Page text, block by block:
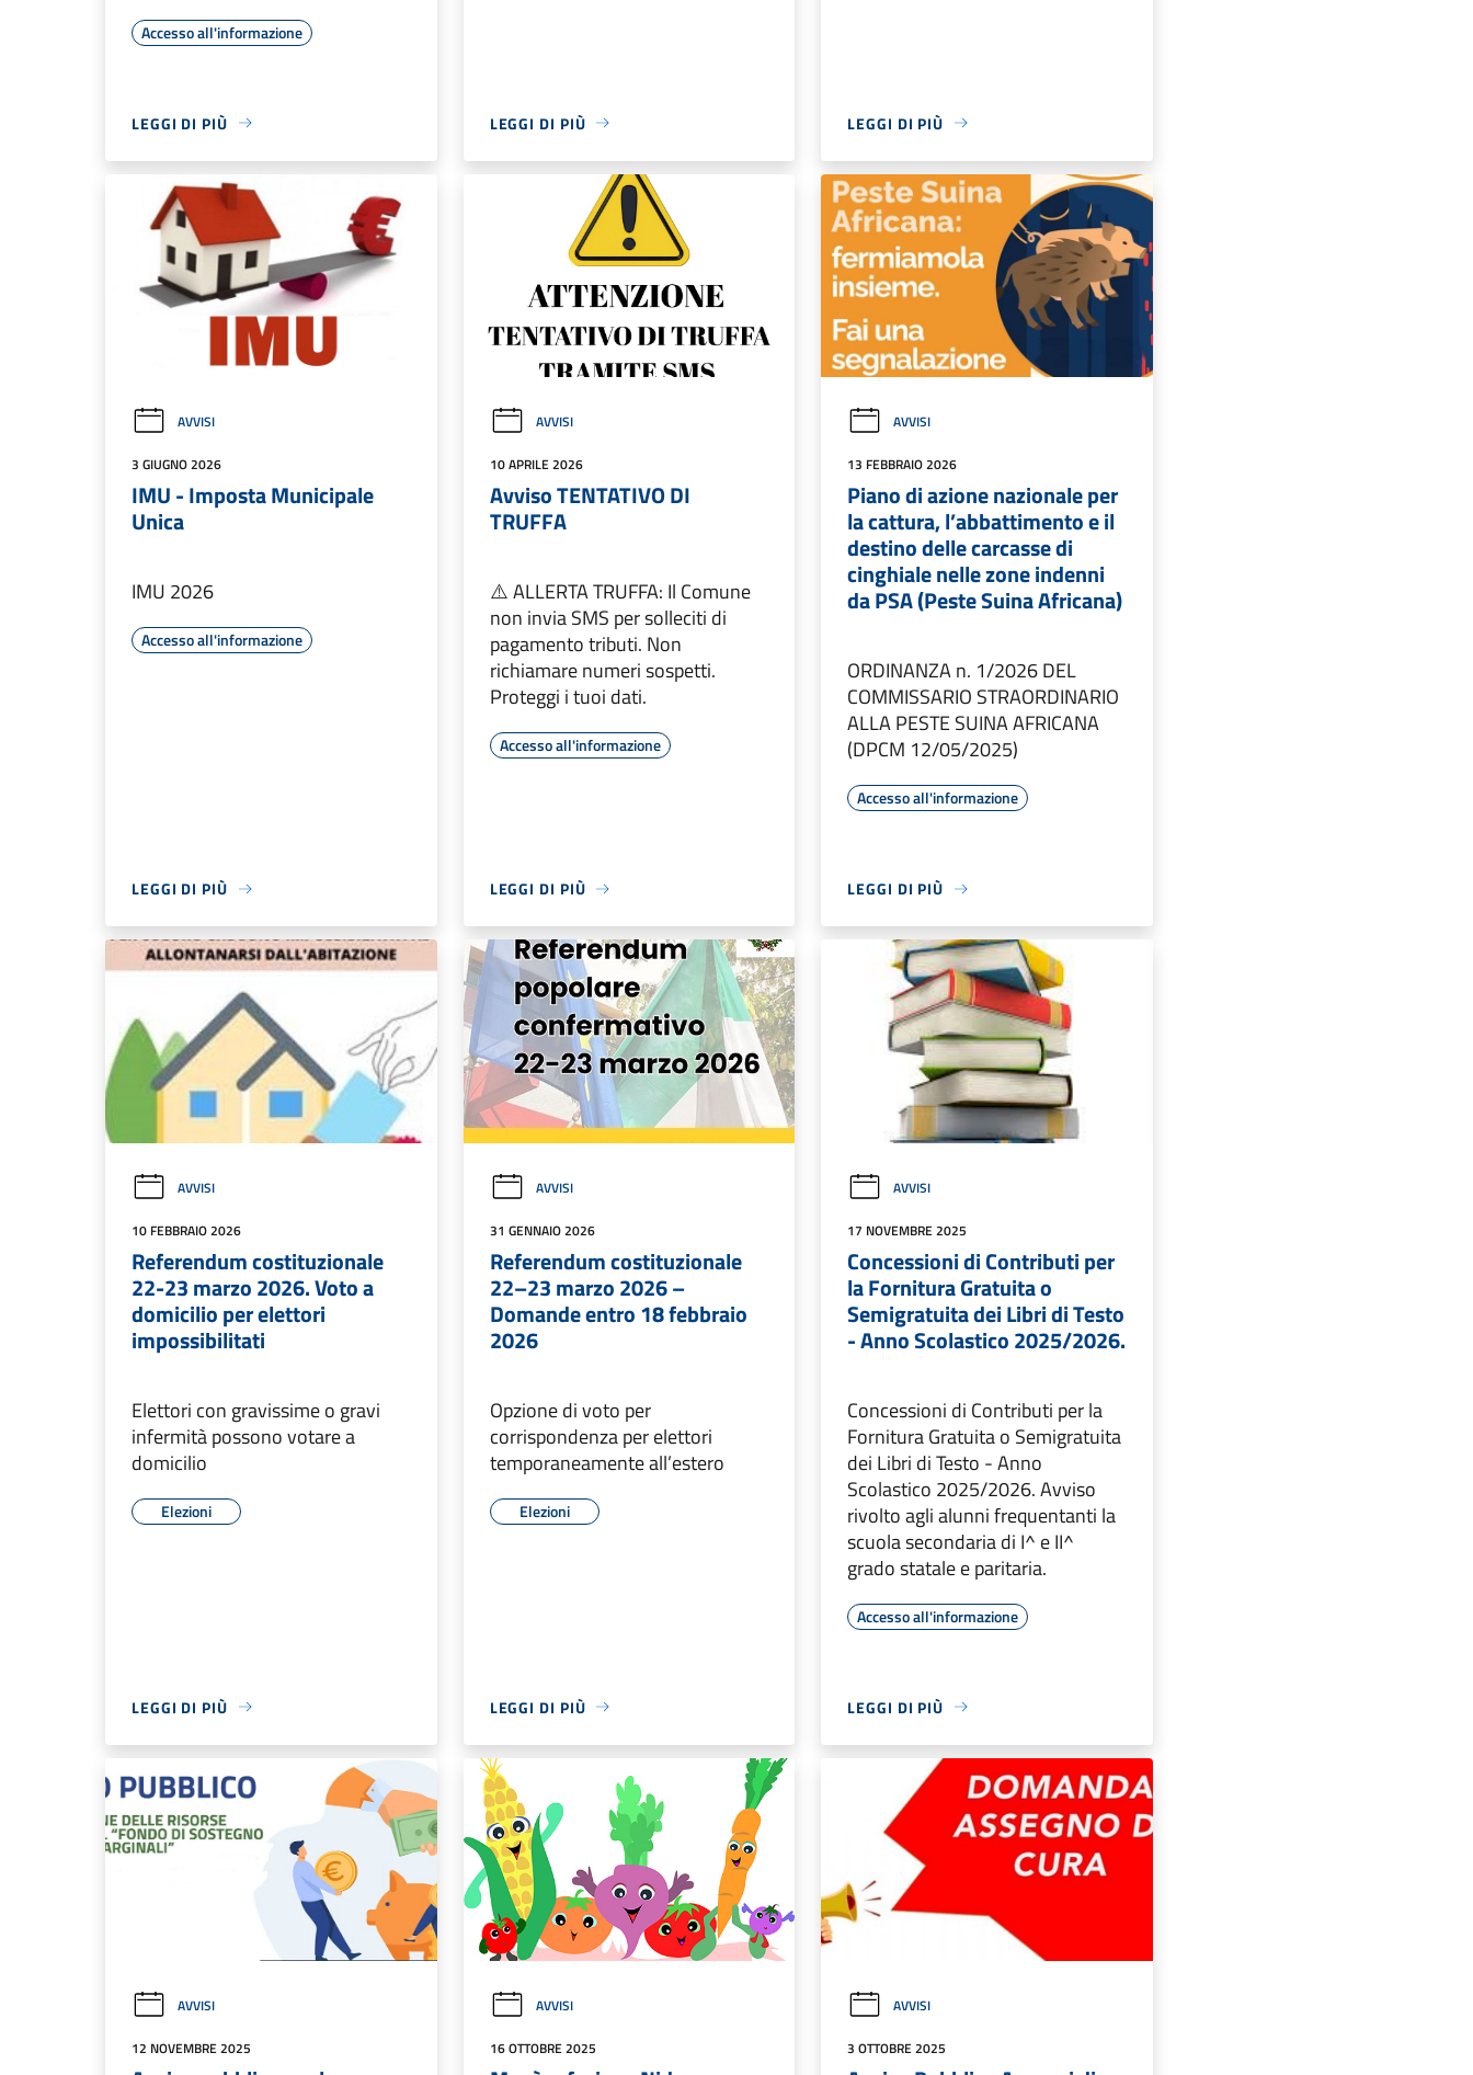
Accesso all'informazione
LEGGI DI PIÙ LEGGI DI PIÙ LEGGI DI PIÙ
AVVISI
3 GIUGNO 2026
IMU - Imposta Municipale
Unica
IMU 2026
Accesso all'informazione
LEGGI DI PIÙ
AVVISI
10 APRILE 2026
Avviso TENTATIVO DI
TRUFFA
⚠️ ALLERTA TRUFFA: Il Comune
non invia SMS per solleciti di
pagamento tributi. Non
richiamare numeri sospetti.
Proteggi i tuoi dati.
Accesso all'informazione
LEGGI DI PIÙ
AVVISI
13 FEBBRAIO 2026
Piano di azione nazionale per
la cattura, l’abbattimento e il
destino delle carcasse di
cinghiale nelle zone indenni
da PSA (Peste Suina Africana)
ORDINANZA n. 1/2026 DEL
COMMISSARIO STRAORDINARIO
ALLA PESTE SUINA AFRICANA
(DPCM 12/05/2025)
Accesso all'informazione
LEGGI DI PIÙ
AVVISI
10 FEBBRAIO 2026
Referendum costituzionale
22-23 marzo 2026. Voto a
domicilio per elettori
impossibilitati
Elettori con gravissime o gravi
infermità possono votare a
domicilio
Elezioni
LEGGI DI PIÙ
AVVISI
31 GENNAIO 2026
Referendum costituzionale
22–23 marzo 2026 –
Domande entro 18 febbraio
2026
Opzione di voto per
corrispondenza per elettori
temporaneamente all’estero
Elezioni
LEGGI DI PIÙ
AVVISI
17 NOVEMBRE 2025
Concessioni di Contributi per
la Fornitura Gratuita o
Semigratuita dei Libri di Testo
- Anno Scolastico 2025/2026.
Concessioni di Contributi per la
Fornitura Gratuita o Semigratuita
dei Libri di Testo - Anno
Scolastico 2025/2026. Avviso
rivolto agli alunni frequentanti la
scuola secondaria di I^ e II^
grado statale e paritaria.
Accesso all'informazione
LEGGI DI PIÙ
AVVISI
12 NOVEMBRE 2025
AVVISI
16 OTTOBRE 2025
AVVISI
3 OTTOBRE 2025